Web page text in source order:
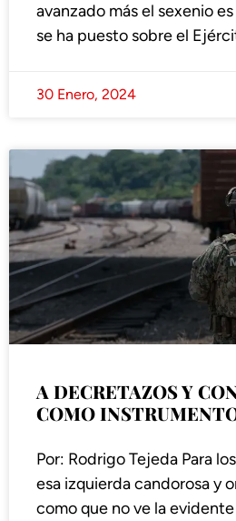
avanzado más el sexenio
se ha puesto sobre el
30 Enero, 2024
A DECRETAZOS Y
COMO
Por: Rodrigo Tejeda Para
esa izquierda candorosa y
como que no ve la